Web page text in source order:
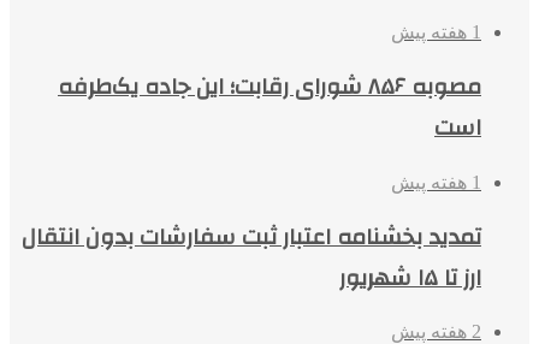
1 هفته پیش
مصوبه ۸۵۶ شورای رقابت؛ این جاده یک‌طرفه
است
1 هفته پیش
تمدید بخشنامه اعتبار ثبت سفارشات بدون انتقال
ارز تا ۱۵ شهریور
2 هفته پیش